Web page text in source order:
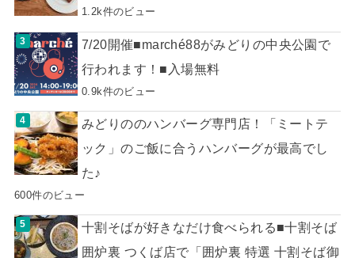
1.2k件のビュー
7/20開催■marché88がみどりの中央公園で
行われます！■入場無料
0.9k件のビュー
みどりののハンバーグ専門店！「ミートテ
ック」のご飯に合うハンバーグが最高でし
た♪
600件のビュー
十割そばが好きなだけ食べられる■十割そば
囲炉裏 つくば店で「囲炉裏 特選 十割そば御